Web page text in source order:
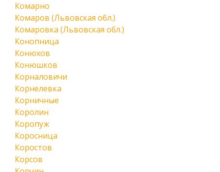
Комарно
Комаров (Львовская обл.)
Комаровка (Львовская обл.)
Конопница
Конюхов
Конюшков
Корналовичи
Корнелевка
Корничные
Королин
Коропуж
Коросница
Коростов
Корсов